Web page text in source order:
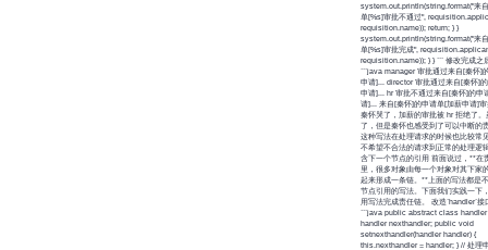
system.out.println(string.format("来
单[%s]审批不通过",
requisition.name)); return; } }
system.out.println(string.format("来
单[%s]审批完成",
requisition.name)); } } ``` 修改完成之
```java manager 审批通过来自[秦怀]
申请]... director 审批通过来自[秦怀]
申请]... hr 审批不通过来自[秦怀]的申
请]... 来自[秦怀]的申请单[加薪申请]审
秦怀哭了，加薪的审批被 hr 拒绝了。
了，但是秦怀也感受到了可以中断的
这种写法在处理请求的时候也比较常
不希望不合法的请求到正常的处理逻
含下一个节点的引用 前面说过，**在
里，很多对象由每一个对象对其下家
起来形成一条链。**上面的写法都是
节点引用的写法。下面我们实践一下
用写法完成责任链。 改造`handler`接
```java public abstract class handler
handler nexthandler; public void
setnexthandler(handler handler) {
this.nexthandler = handler; } // 处理